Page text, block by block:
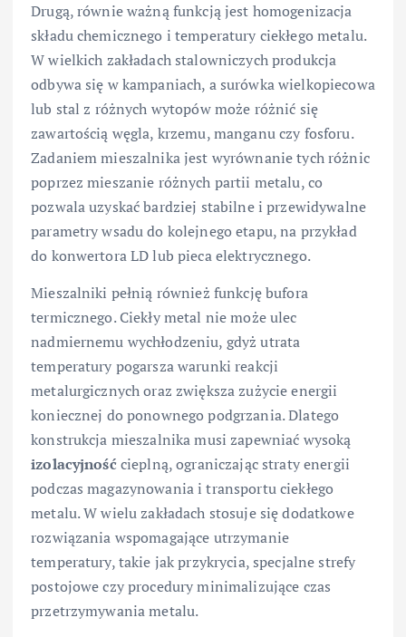
Drugą, równie ważną funkcją jest homogenizacja
składu chemicznego i temperatury ciekłego metalu.
W wielkich zakładach stalowniczych produkcja
odbywa się w kampaniach, a surówka wielkopiecowa
lub stal z różnych wytopów może różnić się
zawartością węgla, krzemu, manganu czy fosforu.
Zadaniem mieszalnika jest wyrównanie tych różnic
poprzez mieszanie różnych partii metalu, co
pozwala uzyskać bardziej stabilne i przewidywalne
parametry wsadu do kolejnego etapu, na przykład
do konwertora LD lub pieca elektrycznego.
Mieszalniki pełnią również funkcję bufora
termicznego. Ciekły metal nie może ulec
nadmiernemu wychłodzeniu, gdyż utrata
temperatury pogarsza warunki reakcji
metalurgicznych oraz zwiększa zużycie energii
koniecznej do ponownego podgrzania. Dlatego
konstrukcja mieszalnika musi zapewniać wysoką
izolacyjność cieplną, ograniczając straty energii
podczas magazynowania i transportu ciekłego
metalu. W wielu zakładach stosuje się dodatkowe
rozwiązania wspomagające utrzymanie
temperatury, takie jak przykrycia, specjalne strefy
postojowe czy procedury minimalizujące czas
przetrzymywania metalu.